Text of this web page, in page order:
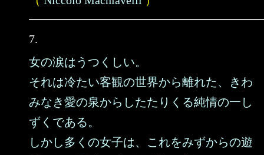
7.
女の涙はうつくしい。
それは冷たい客観の世界から離れた、きわ
みなき愛の泉からしたたりくる純情の一し
ずくである。
しかし多くの女子は、これをみずからの遊